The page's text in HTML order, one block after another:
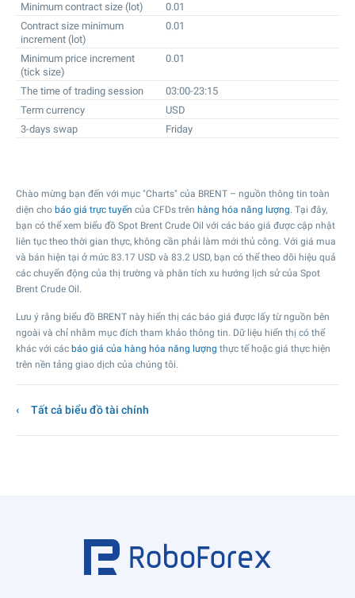
Minimum contract size (lot)
0.01
Contract size minimum
increment (lot)
0.01
Minimum price increment
(tick size)
0.01
The time of trading session
03:00-23:15
Term currency
USD
3-days swap
Friday
Chào mừng bạn đến với mục "Charts" của BRENT – nguồn thông tin toàn
diện cho báo giá trực tuyến của CFDs trên hàng hóa năng lượng. Tại đây,
bạn có thể xem biểu đồ Spot Brent Crude Oil với các báo giá được cập nhật
liên tục theo thời gian thực, không cần phải làm mới thủ công. Với giá mua
và bán hiện tại ở mức 83.17 USD và 83.2 USD, bạn có thể theo dõi hiệu quả
các chuyển động của thị trường và phân tích xu hướng lịch sử của Spot
Brent Crude Oil.
Lưu ý rằng biểu đồ BRENT này hiển thị các báo giá được lấy từ nguồn bên
ngoài và chỉ nhằm mục đích tham khảo thông tin. Dữ liệu hiển thị có thể
khác với các báo giá của hàng hóa năng lượng thực tế hoặc giá thực hiện
trên nền tảng giao dịch của chúng tôi.
Tất cả biểu đồ tài chính